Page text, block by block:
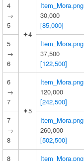
4
→
5
✦4
Item_Mora.png
30,000
[85,000]
5
→
6
Item_Mora.png
37,500
[122,500]
6
→
7
✦5
Item_Mora.png
120,000
[242,500]
7
→
8
Item_Mora.png
260,000
[502,500]
8
Item_Mora.png